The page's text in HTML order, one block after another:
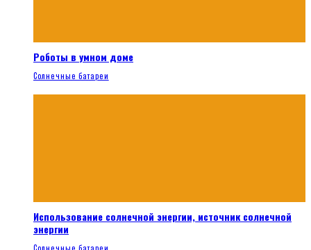
Роботы в умном доме
Солнечные батареи
Использование солнечной энергии, источник солнечной
энергии